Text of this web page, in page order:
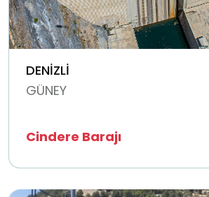
DENİZLİ
GÜNEY
Cindere Barajı